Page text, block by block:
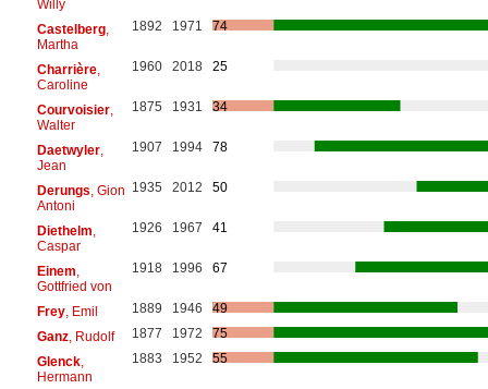
Willy
Castelberg,
Martha
1892 1971 74
Charrière,
Caroline
1960 2018 25
Courvoisier,
Walter
1875 1931 34
Daetwyler,
Jean
1907 1994 78
Derungs , Gion
Antoni
1935 2012 50
Diethelm
Caspar
1926 1967 41
Einem
Gottfried von
1918 1996 67
Frey, Emil 1889 1946
49
Ganz, Rudolf 1877 1972
75
Glenck,
Hermann
1883 1952 55